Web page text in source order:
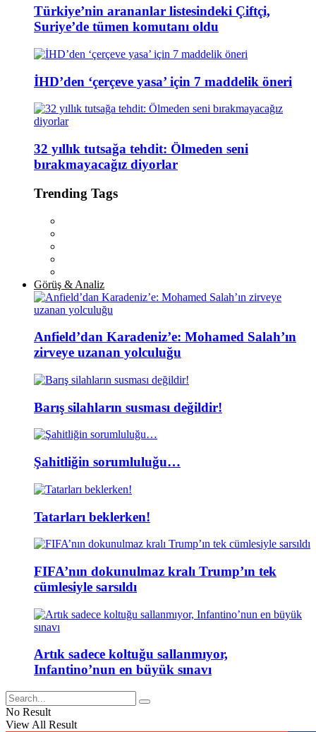
Türkiye’nin arananlar listesindeki Çiftçi,
Suriye’de tümen komutanı oldu
İHD’den ‘çerçeve yasa’ için 7 maddelik öneri
32 yıllık tutsağa tehdit: Ölmeden seni
bırakmayacağız diyorlar
Trending Tags
Görüş & Analiz
Anfield’dan Karadeniz’e: Mohamed Salah’ın
zirveye uzanan yolculuğu
Barış silahların susması değildir!
Şahitliğin sorumluluğu…
Tatarları beklerken!
FIFA’nın dokunulmaz kralı Trump’ın tek
cümlesiyle sarsıldı
Artık sadece koltuğu sallanmıyor,
Infantino’nun en büyük sınavı
No Result
View All Result